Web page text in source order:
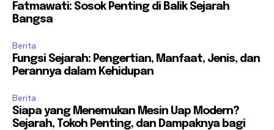
Fatmawati: Sosok Penting di Balik Sejarah
Bangsa
Berita
Fungsi Sejarah: Pengertian, Manfaat, Jenis, dan
Perannya dalam Kehidupan
Berita
Siapa yang Menemukan Mesin Uap Modern?
Sejarah, Tokoh Penting, dan Dampaknya bagi